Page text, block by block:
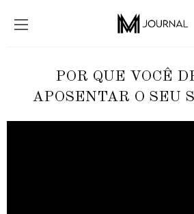
POR QUE VOCÊ
APOSENTAR O SEU